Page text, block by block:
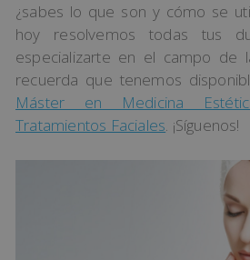
¿sabes lo que son y cómo se
hoy resolvemos todas tus
especializarte en el campo de
recuerda que tenemos
Máster en Medicina
Tratamientos Faciales. ¡Síguenos!